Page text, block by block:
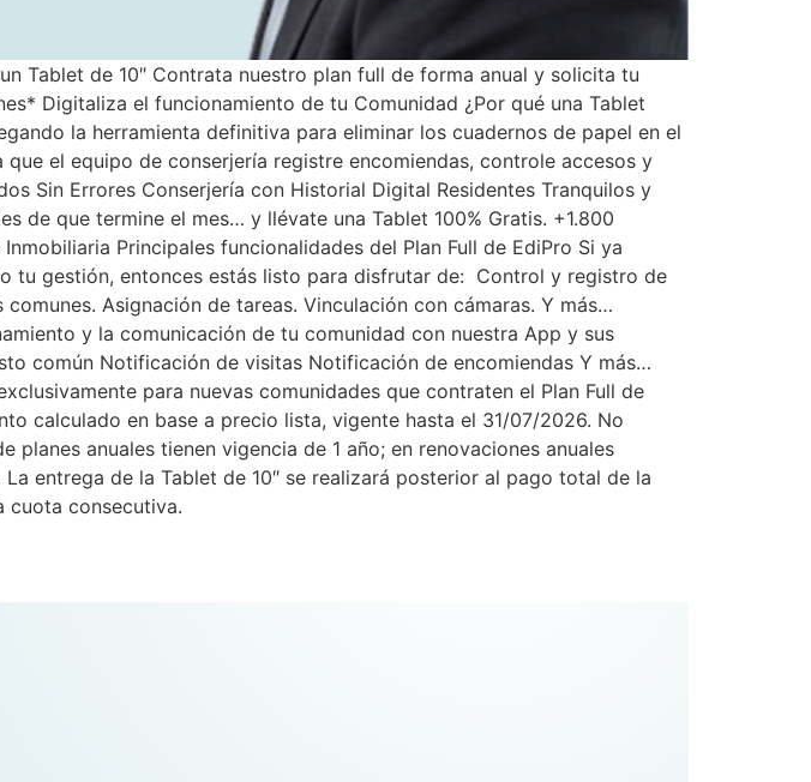
Tablet de 10″ Contrata nuestro plan full de forma anual y solicita tu
Digitaliza el funcionamiento de tu Comunidad ¿Por qué una Tablet
la herramienta definitiva para eliminar los cuadernos de papel en el
el equipo de conserjería registre encomiendas, controle accesos y
Sin Errores Conserjería con Historial Digital Residentes Tranquilos y
que termine el mes… y llévate una Tablet 100% Gratis. +1.800
Principales funcionalidades del Plan Full de EdiPro Si ya
tu gestión, entonces estás listo para disfrutar de: Control y registro de
Asignación de tareas. Vinculación con cámaras. Y más…
y la comunicación de tu comunidad con nuestra App y sus
común Notificación de visitas Notificación de encomiendas Y más…
para nuevas comunidades que contraten el Plan Full de
calculado en base a precio lista, vigente hasta el 31/07/2026. No
anuales tienen vigencia de 1 año; en renovaciones anuales
entrega de la Tablet de 10″ se realizará posterior al pago total de la
cuota consecutiva.